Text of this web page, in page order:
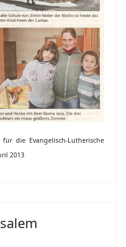
die Evangelisch-Lutherische
2013